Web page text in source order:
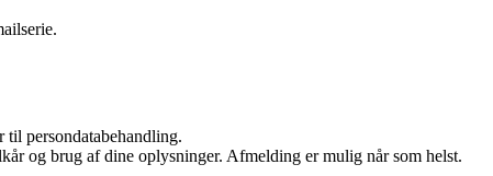
til persondatabehandling.
og brug af dine oplysninger. Afmelding er mulig når som helst.